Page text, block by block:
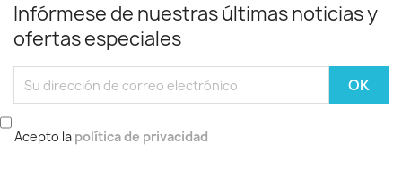
Infórmese de nuestras últimas noticias y
ofertas especiales
Acepto la política de privacidad